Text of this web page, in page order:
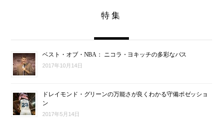
特集
ベスト・オブ・NBA： ニコラ・ヨキッチの多彩なパス
2017年10月14日
ドレイモンド・グリーンの万能さが良くわかる守備ポゼッショ
ン
2017年5月14日